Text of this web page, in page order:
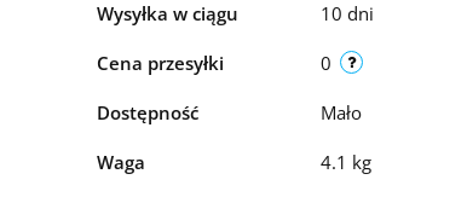
Wysyłka w ciągu 10 dni
Cena przesyłki 0
Dostępność Mało
Waga 4.1 kg